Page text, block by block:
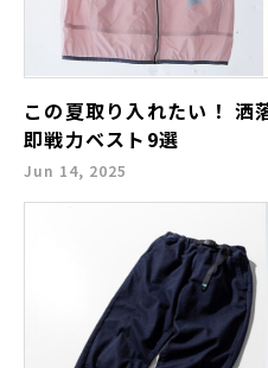
この夏取り入れたい！ 洒
即戦力ベスト9選
Jun 14, 2025